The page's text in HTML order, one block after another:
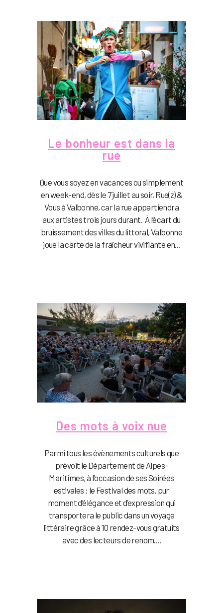
Le bonheur est dans la
rue
Que vous soyez en vacances ou simplement
en week-end, dès le 7 juillet au soir, Rue(z) &
Vous à Valbonne, car la rue appartiendra
aux artistes trois jours durant. À l’écart du
bruissement des villes du littoral, Valbonne
joue la carte de la fraîcheur vivifiante en...
Des mots à voix nue
Parmi tous les évènements culturels que
prévoit le Département de Alpes-
Maritimes, à l'occasion de ses Soirées
estivales : le Festival des mots, pur
moment d’élégance et d’expression qui
transportera le public dans un voyage
littéraire grâce à 10 rendez-vous gratuits
avec des lecteurs de renom....